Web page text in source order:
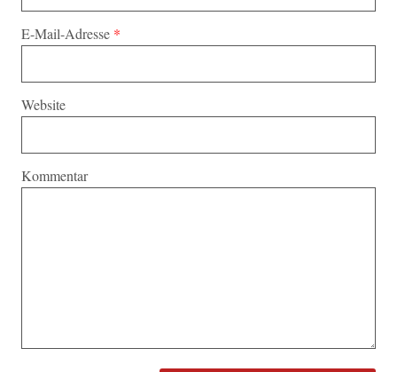
E-Mail-Adresse *
Website
Kommentar